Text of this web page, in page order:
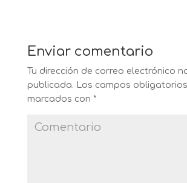
Enviar comentario
Tu dirección de correo electrónico
publicada. Los campos
marcados con *